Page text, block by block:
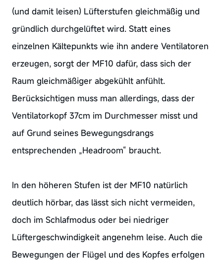
(und damit leisen) Lüfterstufen gleichmäßig und
gründlich durchgelüftet wird. Statt eines
einzelnen Kältepunkts wie ihn andere Ventilatoren
erzeugen, sorgt der MF10 dafür, dass sich der
Raum gleichmäßiger abgekühlt anfühlt.
Berücksichtigen muss man allerdings, dass der
Ventilatorkopf 37cm im Durchmesser misst und
auf Grund seines Bewegungsdrangs
entsprechenden „Headroom“ braucht.
In den höheren Stufen ist der MF10 natürlich
deutlich hörbar, das lässt sich nicht vermeiden,
doch im Schlafmodus oder bei niedriger
Lüftergeschwindigkeit angenehm leise. Auch die
Bewegungen der Flügel und des Kopfes erfolgen